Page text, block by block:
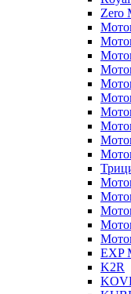
Zero
EXP
K2R